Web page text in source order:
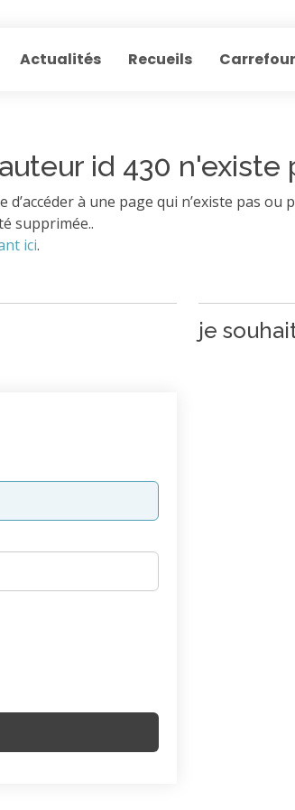
Actualités Recueils
id 430 n'existe
à une page qui n’existe pas
supprimée..
ici.
je